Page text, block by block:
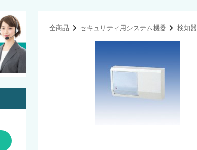
全商品 セキュリティ用システム機器 検知器